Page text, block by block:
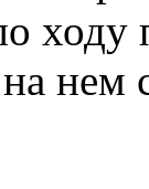
ходу
на